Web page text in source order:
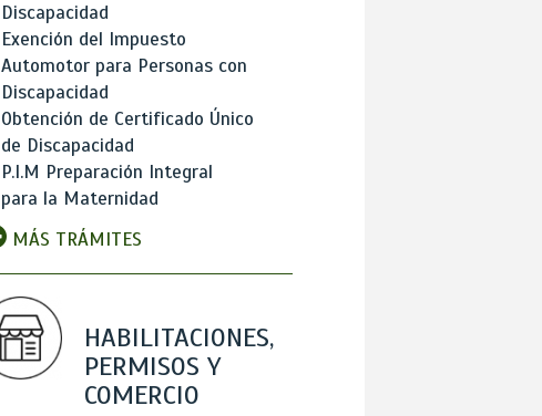
Discapacidad
Exención del Impuesto
Automotor para Personas con
Discapacidad
Obtención de Certificado Único
de Discapacidad
P.I.M Preparación Integral
para la Maternidad
MÁS TRÁMITES
HABILITACIONES,
PERMISOS Y
COMERCIO